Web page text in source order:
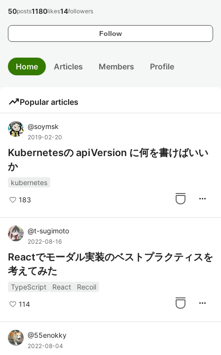
Follow
50posts1180likes14followers
Home Articles Members Profile
trending_upPopular articles
@soymsk
2019-02-20
Kubernetesの apiVersion に何を書けばいい
か
kubernetes
183 more_horiz
@t-sugimoto
2022-08-16
Reactでモーダル実装のベストプラクティスを
考えてみた
TypeScript React Recoil
114 more_horiz
@55enokky
2022-08-04